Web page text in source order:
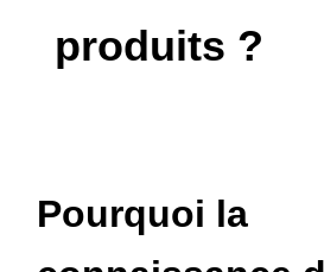
produits ?
Pourquoi la